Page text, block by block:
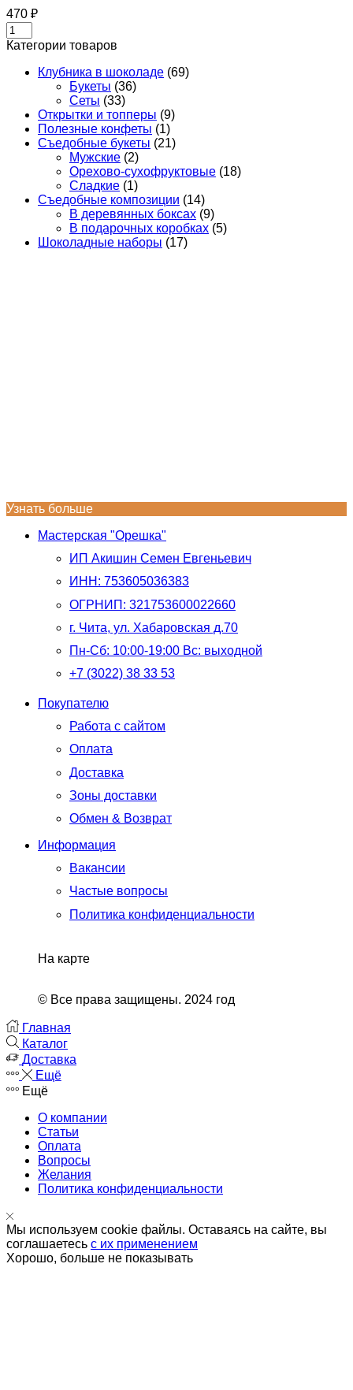
470 ₽
Количество
товара
полезных
"Фитоняшки"
Категории товаров
Клубника в шоколаде (69)
Букеты (36)
Сеты (33)
Открытки и топперы (9)
Полезные конфеты (1)
Съедобные букеты (21)
Мужские (2)
Орехово-сухофруктовые (18)
Сладкие (1)
Съедобные композиции (14)
В деревянных боксах (9)
В подарочных коробках (5)
Шоколадные наборы (17)
Узнать больше
Мастерская "Орешка"
ИП Акишин Семен Евгеньевич
ИНН: 753605036383
ОГРНИП: 321753600022660
г. Чита, ул. Хабаровская д.70
Пн-Сб: 10:00-19:00 Вс: выходной
+7 (3022) 38 33 53
Whatsapp
TelegramПокупателю
Работа с сайтом
Оплата
Доставка
Зоны доставки
Обмен & Возврат
Информация
Вакансии
Частые вопросы
Политика конфиденциальности
На карте
© Все права защищены. 2024 год
Главная
Каталог
Доставка
Ещё
Ещё
О компании
Статьи
Оплата
Вопросы
Желания
Политика конфиденциальности
Мы используем cookie файлы. Оставаясь на сайте, вы
соглашаетесь с их применением
Хорошо, больше не показывать